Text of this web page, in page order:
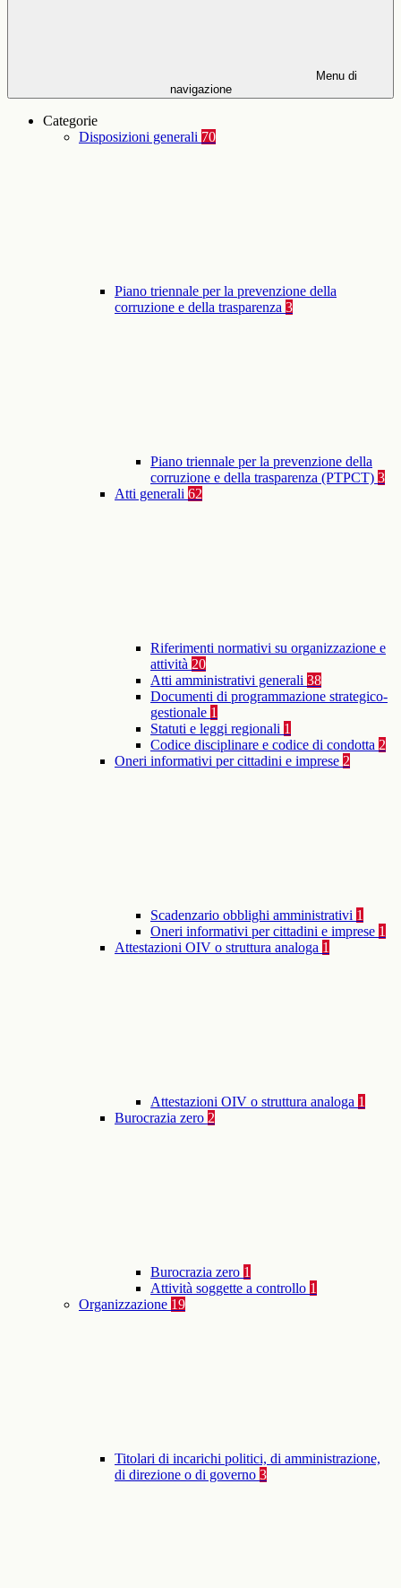
Menu di
navigazione
Categorie
Disposizioni generali 70
Piano triennale per la prevenzione della
corruzione e della trasparenza 3
Piano triennale per la prevenzione della
corruzione e della trasparenza (PTPCT) 3
Atti generali 62
Riferimenti normativi su organizzazione e
attività 20
Atti amministrativi generali 38
Documenti di programmazione strategico-
gestionale 1
Statuti e leggi regionali 1
Codice disciplinare e codice di condotta 2
Oneri informativi per cittadini e imprese 2
Scadenzario obblighi amministrativi 1
Oneri informativi per cittadini e imprese 1
Attestazioni OIV o struttura analoga 1
Attestazioni OIV o struttura analoga 1
Burocrazia zero 2
Burocrazia zero 1
Attività soggette a controllo 1
Organizzazione 19
Titolari di incarichi politici, di amministrazione,
di direzione o di governo 3